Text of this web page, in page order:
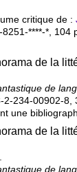
critique de :
****-* ,
de la
de
2-234-00902-8
une
de la
de